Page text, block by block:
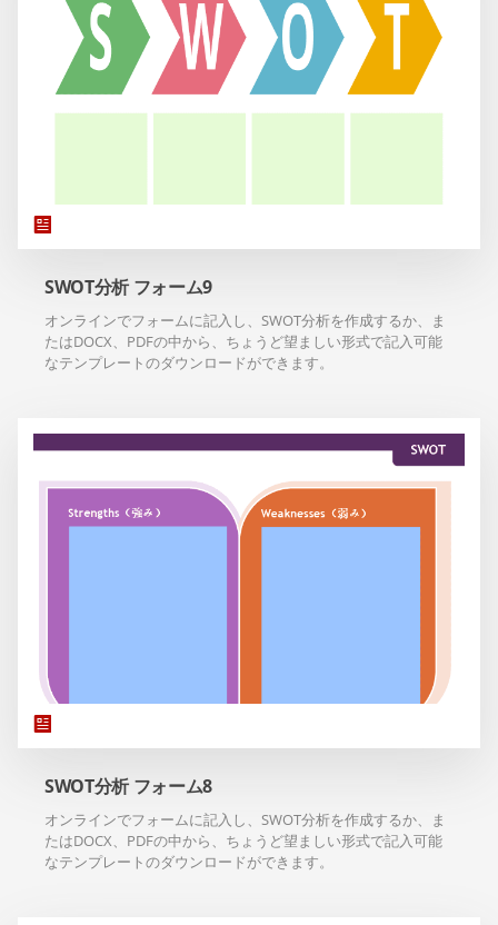
SWOT分析 フォーム9
オンラインでフォームに記入し、SWOT分析を作成するか、ま
たはDOCX、PDFの中から、ちょうど望ましい形式で記入可能
なテンプレートのダウンロードができます。
SWOT分析 フォーム8
オンラインでフォームに記入し、SWOT分析を作成するか、ま
たはDOCX、PDFの中から、ちょうど望ましい形式で記入可能
なテンプレートのダウンロードができます。